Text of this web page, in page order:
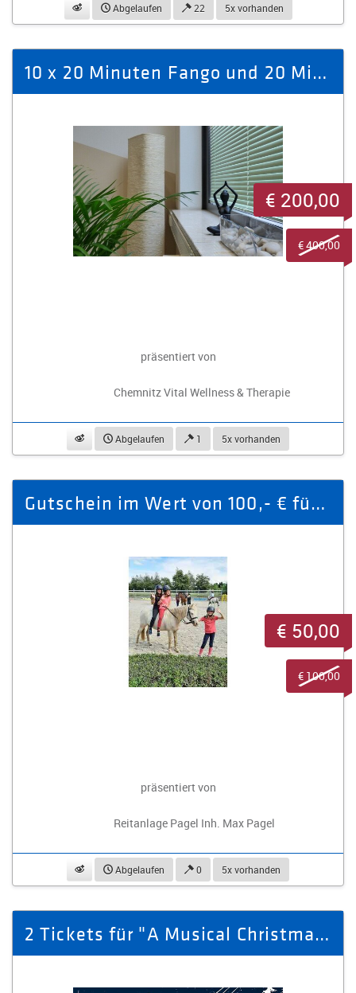
beobachtenAbgelaufen 22 5x vorhanden
10 x 20 Minuten Fango und 20 Minuten Massage
präsentiert von
Chemnitz Vital Wellness & Therapie
beobachtenAbgelaufen 1 5x vorhanden
€ 200,00
€ 400,00
Gutschein im Wert von 100,- € für Reiterferien
präsentiert von
Reitanlage Pagel Inh. Max Pagel
beobachtenAbgelaufen 0 5x vorhanden
€ 50,00
€ 100,00
2 Tickets für "A Musical Christmas" am 26.11.2026 in Zwickau